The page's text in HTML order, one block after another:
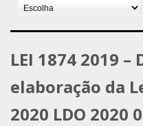
LEI 1874 2019
elaboração da
2020 LDO 2020